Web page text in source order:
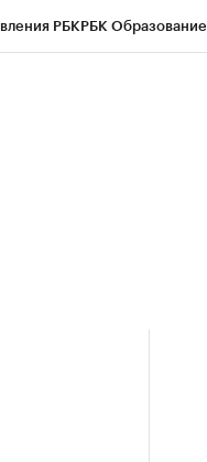
РБКРБК Образование